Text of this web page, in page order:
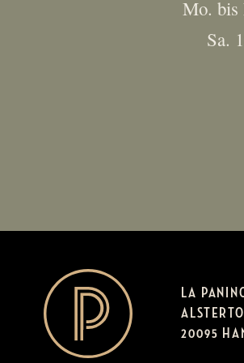
Mo. bis
Sa.
LA
20095